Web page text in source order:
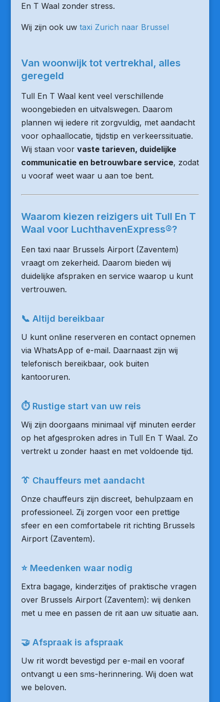
En T Waal zonder stress.
Wij zijn ook uw taxi Zurich naar Brussel
Van woonwijk tot vertrekhal, alles
geregeld
Tull En T Waal kent veel verschillende
woongebieden en uitvalswegen. Daarom
plannen wij iedere rit zorgvuldig, met aandacht
voor ophaallocatie, tijdstip en verkeerssituatie.
Wij staan voor vaste tarieven, duidelijke
communicatie en betrouwbare service, zodat
u vooraf weet waar u aan toe bent.
Waarom kiezen reizigers uit Tull En T
Waal voor LuchthavenExpress®?
Een taxi naar Brussels Airport (Zaventem)
vraagt om zekerheid. Daarom bieden wij
duidelijke afspraken en service waarop u kunt
vertrouwen.
📞 Altijd bereikbaar
U kunt online reserveren en contact opnemen
via WhatsApp of e-mail. Daarnaast zijn wij
telefonisch bereikbaar, ook buiten
kantooruren.
⏱ Rustige start van uw reis
Wij zijn doorgaans minimaal vijf minuten eerder
op het afgesproken adres in Tull En T Waal. Zo
vertrekt u zonder haast en met voldoende tijd.
👔 Chauffeurs met aandacht
Onze chauffeurs zijn discreet, behulpzaam en
professioneel. Zij zorgen voor een prettige
sfeer en een comfortabele rit richting Brussels
Airport (Zaventem).
⭐ Meedenken waar nodig
Extra bagage, kinderzitjes of praktische vragen
over Brussels Airport (Zaventem): wij denken
met u mee en passen de rit aan uw situatie aan.
🤝 Afspraak is afspraak
Uw rit wordt bevestigd per e-mail en vooraf
ontvangt u een sms-herinnering. Wij doen wat
we beloven.